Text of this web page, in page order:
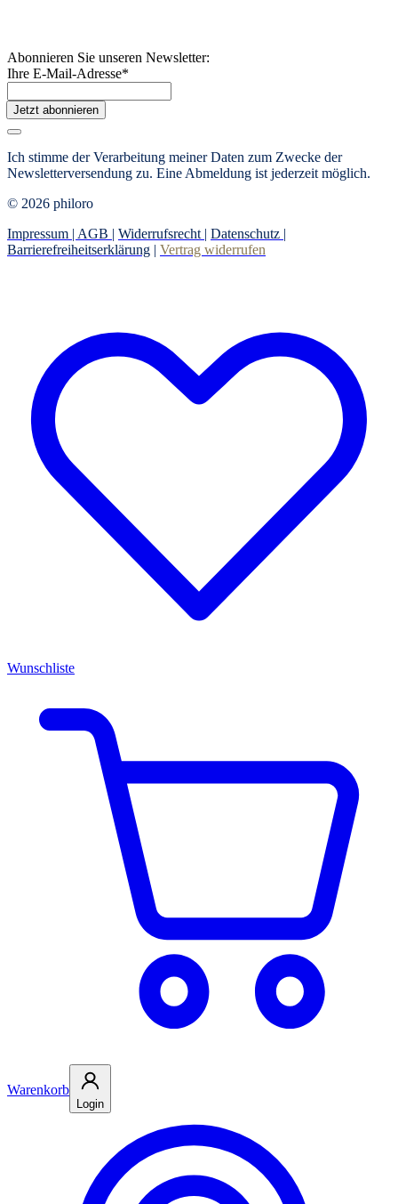
Abonnieren Sie unseren Newsletter:
Ihre E-Mail-Adresse*
Jetzt abonnieren
Ich stimme der Verarbeitung meiner Daten zum Zwecke der
Newsletterversendung zu. Eine Abmeldung ist jederzeit möglich.
© 2026 philoro
Impressum | AGB | Widerrufsrecht | Datenschutz |
Barrierefreiheitserklärung | Vertrag widerrufen
Wunschliste
Warenkorb
Login